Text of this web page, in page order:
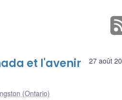
27 août
et l'avenir
(Ontario)